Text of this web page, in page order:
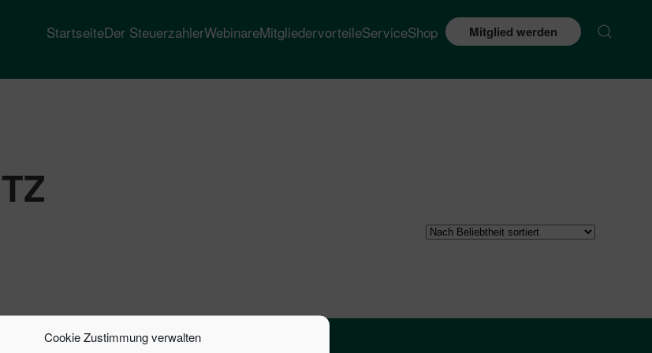
Cookie Zustimmung verwalten
StartseiteDer SteuerzahlerWebinareMitgliedervorteileServiceShop Mitglied werden